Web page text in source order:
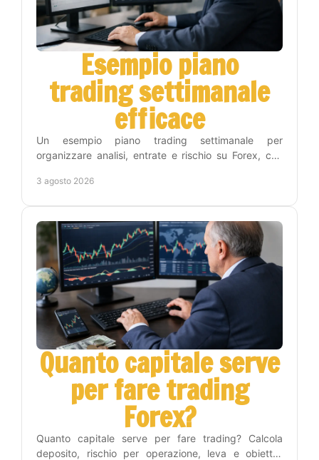
Esempio piano
trading settimanale
efficace
Un esempio piano trading settimanale per
organizzare analisi, entrate e rischio su Forex, con
inutili.
3 agosto 2026
Quanto capitale serve
per fare trading
Forex?
Quanto capitale serve per fare trading? Calcola
deposito, rischio per operazione, leva e obiettivi